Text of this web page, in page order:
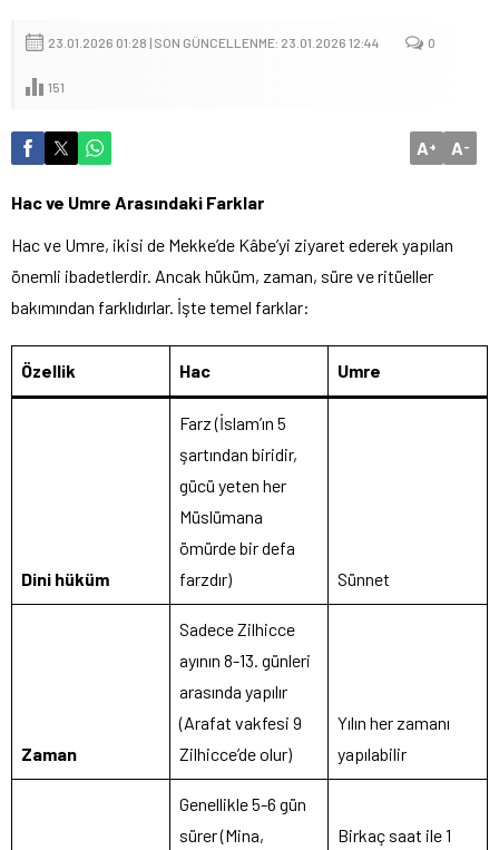
23.01.2026 01:28 | SON GÜNCELLENME: 23.01.2026 12:44 0
151
A+ A-
Hac ve Umre Arasındaki Farklar
Hac ve Umre, ikisi de Mekke’de Kâbe’yi ziyaret ederek yapılan
önemli ibadetlerdir. Ancak hüküm, zaman, süre ve ritüeller
bakımından farklıdırlar. İşte temel farklar:
Özellik Hac Umre
Dini hüküm
Farz (İslam’ın 5
şartından biridir,
gücü yeten her
Müslümana
ömürde bir defa
farzdır)
Sünnet
Zaman
Sadece Zilhicce
ayının 8-13. günleri
arasında yapılır
(Arafat vakfesi 9
Zilhicce’de olur)
Yılın her zamanı
yapılabilir
Genellikle 5-6 gün
sürer (Mina,
Birkaç saat ile 1